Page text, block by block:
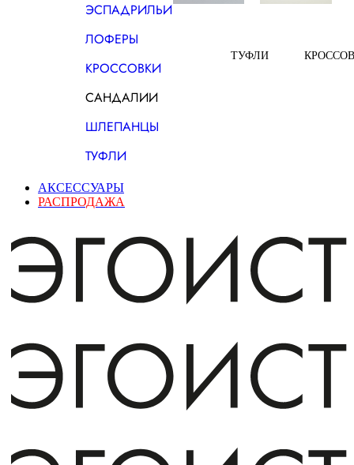
ЭСПАДРИЛЬИ
ЛОФЕРЫ
КРОССОВКИ
САНДАЛИИ
ШЛЕПАНЦЫ
ТУФЛИ
ТУФЛИ
АКСЕССУАРЫ
РАСПРОДАЖА